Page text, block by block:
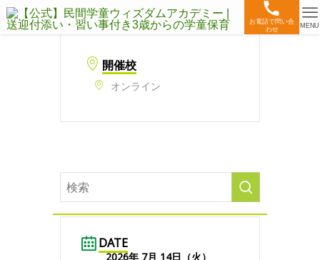
お電話で問い合
わせ
MENU
開催校
オンライン
DATE
2026年 7月 14日（火）